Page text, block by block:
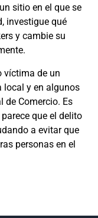
sitio en el que se
investigue qué
y cambie su
víctima de un
local y en algunos
de Comercio. Es
que el delito
a evitar que
personas en el